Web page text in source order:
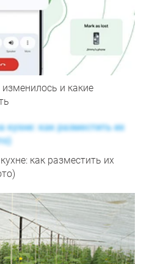
и какие
как разместить их